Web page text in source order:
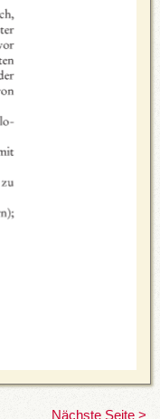
Nächste Seite >